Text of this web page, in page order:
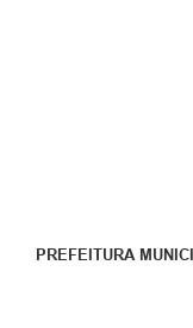
PREFEITURA